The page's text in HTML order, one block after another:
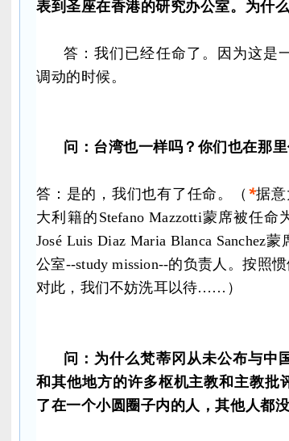
表到圣座在香港的研究办公室。为什
答：我们已经任命了。因为这是
调动的时候。
问：台湾也一样吗？你们也在那
答：是的，我们也有了任命。 （ *据
大利籍的 Stefano Mazzotti蒙席被任
José Luis Diaz Maria Blanca Sanchez
公室--study mission--的负责人。按照
对此，我们不妨洗耳以待…… ）
问：为什么梵蒂冈从未公布与中
和其他地方的许多枢机主教和主教批
了在一个小圆圈子内的人，其他人都